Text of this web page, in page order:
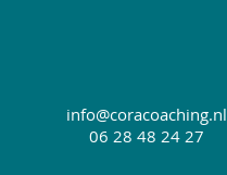
info@coracoaching.nl
06 28 48 24 27